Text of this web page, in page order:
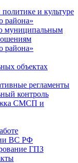
и культуре
района»
муниципальным
района»
объектах
регламенты
контроль
СМСП и
ВС РФ
ГПЗ